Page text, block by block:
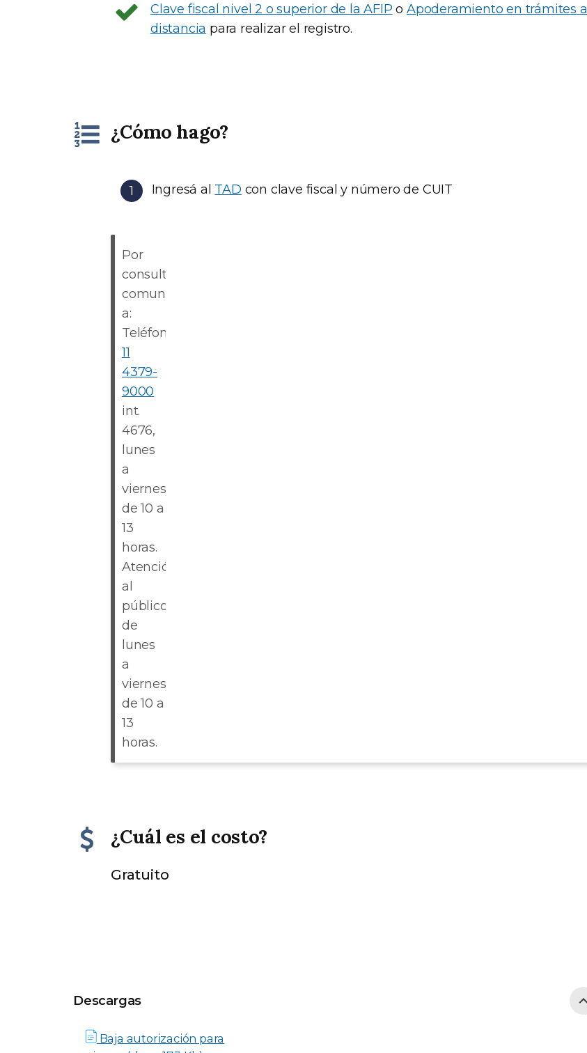
Clave fiscal nivel 2 o superior de la AFIP oApoderamiento en trámites a
distancia para realizar el registro.
¿Cómo hago?
Ingresá al TAD con clave fiscal y número de CUIT
Por
consultas
comunicate
a:
Teléfono:
11
4379-
9000
int.
4676,
lunes
a
viernes
de 10 a
13
horas.
Atención
al
público
de
lunes
a
viernes
de 10 a
13
horas.
¿Cuál es el costo?
Gratuito
Descargas
Baja autorización para